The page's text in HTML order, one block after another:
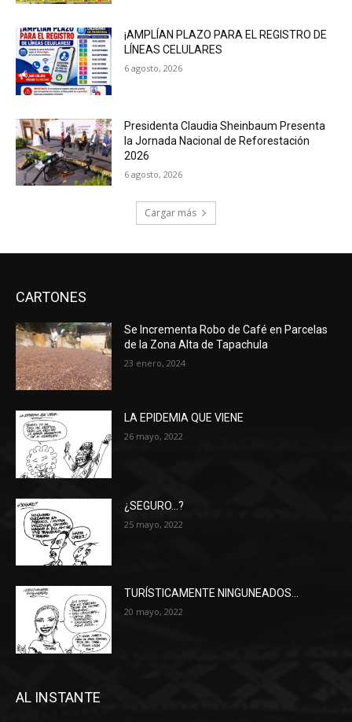
¡AMPLÍAN PLAZO PARA EL REGISTRO DE
LÍNEAS CELULARES
6 agosto, 2026
Presidenta Claudia Sheinbaum Presenta
la Jornada Nacional de Reforestación
2026
6 agosto, 2026
Cargar más
CARTONES
Se Incrementa Robo de Café en Parcelas
de la Zona Alta de Tapachula
23 enero, 2024
LA EPIDEMIA QUE VIENE
26 mayo, 2022
¿SEGURO…?
25 mayo, 2022
TURÍSTICAMENTE NINGUNEADOS…
20 mayo, 2022
AL INSTANTE